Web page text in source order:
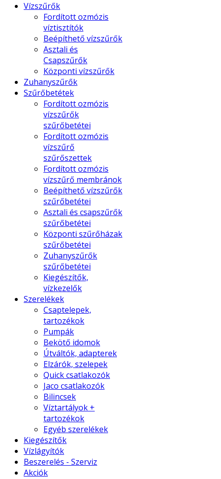
Vízszűrők
Fordított ozmózis
víztisztítók
Beépíthető vízszűrők
Asztali és
Csapszűrők
Központi vízszűrők
Zuhanyszűrők
Szűrőbetétek
Fordított ozmózis
vízszűrők
szűrőbetétei
Fordított ozmózis
vízszűrő
szűrőszettek
Fordított ozmózis
vízszűrő membránok
Beépíthető vízszűrők
szűrőbetétei
Asztali és csapszűrők
szűrőbetétei
Központi szűrőházak
szűrőbetétei
Zuhanyszűrők
szűrőbetétei
Kiegészítők,
vízkezelők
Szerelékek
Csaptelepek,
tartozékok
Pumpák
Bekötő idomok
Útváltók, adapterek
Elzárók, szelepek
Quick csatlakozók
Jaco csatlakozók
Bilincsek
Víztartályok +
tartozékok
Egyéb szerelékek
Kiegészítők
Vízlágyítók
Beszerelés - Szerviz
Akciók